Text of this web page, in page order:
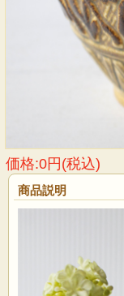
価格:0円(税込)
商品説明